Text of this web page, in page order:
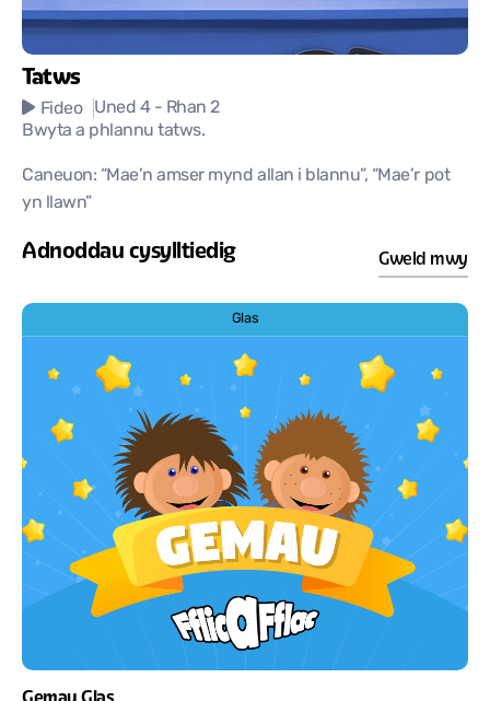
Tatws
Fideo Uned 4 - Rhan 2
Bwyta a phlannu tatws.
Caneuon: “Mae’n amser mynd allan i blannu”, “Mae’r pot
yn llawn”
Adnoddau cysylltiedig Gweld mwy
Glas